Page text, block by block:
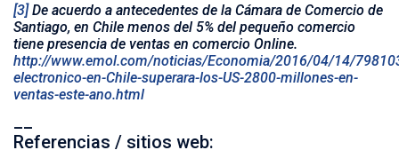
[3]De acuerdo a antecedentes de la Cámara de Comercio de
Santiago, en Chile menos del 5% del pequeño comercio
tiene presencia de ventas en comercio Online.
http://www.emol.com/noticias/Economia/2016/04/14/
electronico-en-Chile-superara-los-US-2800-millones-en-
ventas-este-ano.html
Referencias / sitios web: